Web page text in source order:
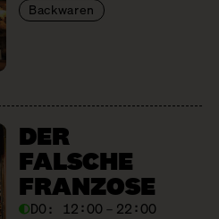
Backwaren
DER
FALSCHE
FRANZOSE
DO: 12:00 – 22:00